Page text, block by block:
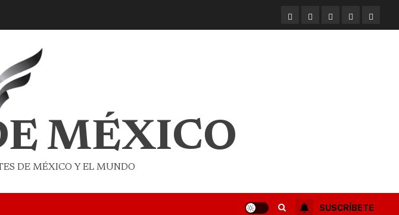
MÉXICO
DE MÉXICO Y EL MUNDO
SUSCRÍBETE